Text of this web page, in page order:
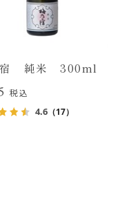
宿 純米 300ml
税込
4.6 （17）